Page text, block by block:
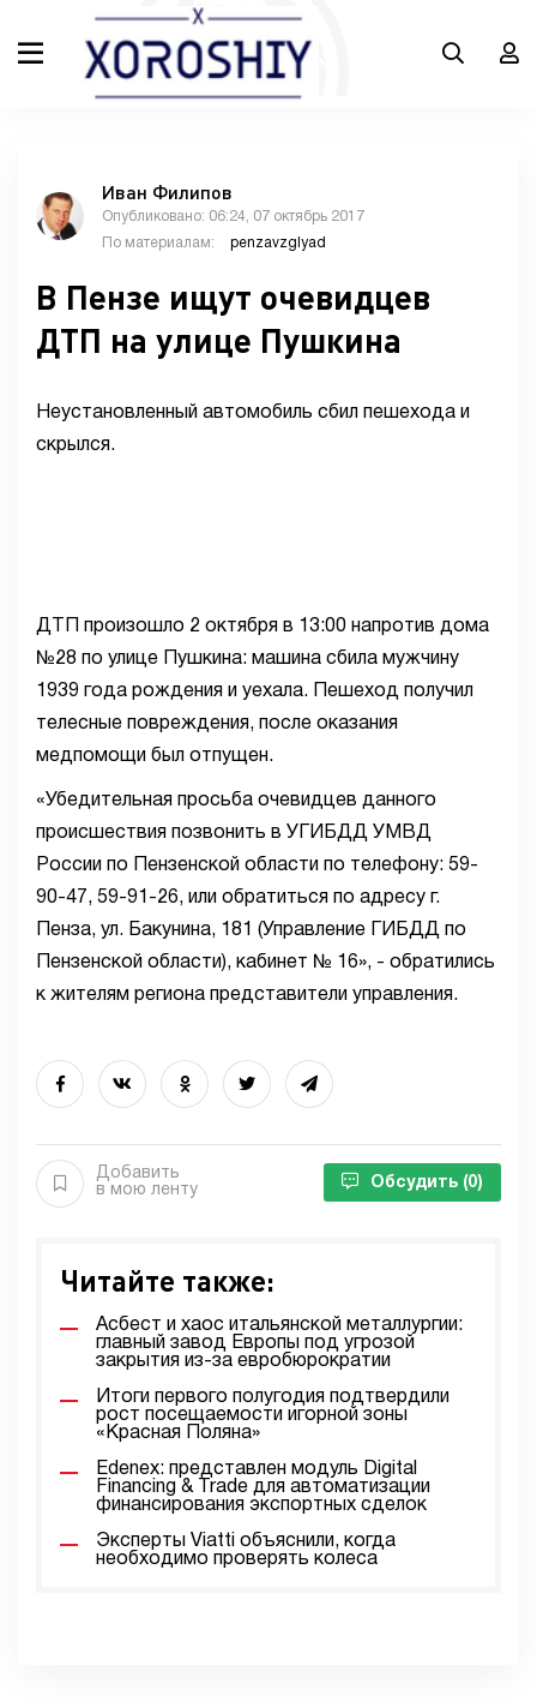
Иван Филипов
Опубликовано: 06:24, 07 октябрь 2017
По материалам:
penzavzglyad
В Пензе ищут очевидцев
ДТП на улице Пушкина
Неустановленный автомобиль сбил пешехода и
скрылся.
ДТП произошло 2 октября в 13:00 напротив дома
№28 по улице Пушкина: машина сбила мужчину
1939 года рождения и уехала. Пешеход получил
телесные повреждения, после оказания
медпомощи был отпущен.
«Убедительная просьба очевидцев данного
происшествия позвонить в УГИБДД УМВД
России по Пензенской области по телефону: 59-
90-47, 59-91-26, или обратиться по адресу г.
Пенза, ул. Бакунина, 181 (Управление ГИБДД по
Пензенской области), кабинет № 16», - обратились
к жителям региона представители управления.
Добавить
в мою ленту
Обсудить (0)
Читайте также:
Асбест и хаос итальянской металлургии:
главный завод Европы под угрозой
закрытия из-за евробюрократии
Итоги первого полугодия подтвердили
рост посещаемости игорной зоны
«Красная Поляна»
Edenex: представлен модуль Digital
Financing & Trade для автоматизации
финансирования экспортных сделок
Эксперты Viatti объяснили, когда
необходимо проверять колеса